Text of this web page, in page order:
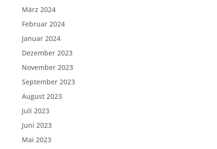
März 2024
Februar 2024
Januar 2024
Dezember 2023
November 2023
September 2023
August 2023
Juli 2023
Juni 2023
Mai 2023